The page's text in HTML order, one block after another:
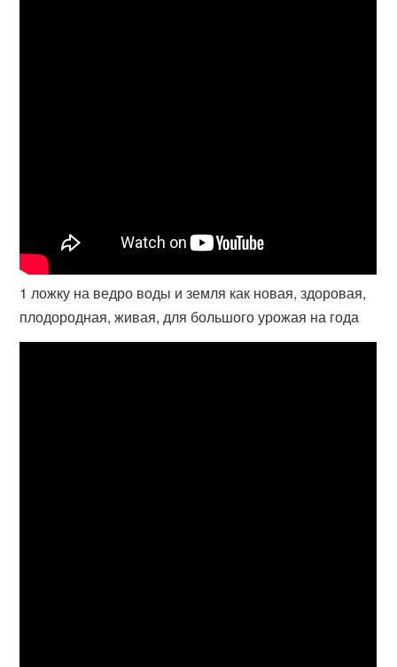
1 ложку на ведро воды и земля как новая, здоровая,
плодородная, живая, для большого урожая на года